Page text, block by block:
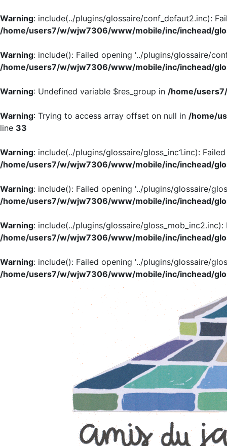
Warning: include(../plugins/glossaire/conf_defaut2.inc):
/home/users7/w/wjw7306/www/mobile/inc/inchead/
Warning: include(): Failed opening '../plugins/glossaire/
/home/users7/w/wjw7306/www/mobile/inc/inchead/
Warning: Undefined variable $res_group in /home/
Warning: Trying to access array offset on null in /home/
line 33
Warning: include(../plugins/glossaire/gloss_inc1.inc):
/home/users7/w/wjw7306/www/mobile/inc/inchead/
Warning: include(): Failed opening '../plugins/glossaire/
/home/users7/w/wjw7306/www/mobile/inc/inchead/
Warning: include(../plugins/glossaire/
/home/users7/w/wjw7306/www/mobile/inc/inchead/
Warning: include(): Failed opening '../plugins/glossaire/
/home/users7/w/wjw7306/www/mobile/inc/inchead/